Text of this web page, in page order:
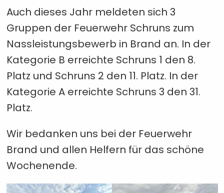
Auch dieses Jahr meldeten sich 3
Gruppen der Feuerwehr Schruns zum
Nassleistungsbewerb in Brand an. In der
Kategorie B erreichte Schruns 1 den 8.
Platz und Schruns 2 den 11. Platz. In der
Kategorie A erreichte Schruns 3 den 31.
Platz.
Wir bedanken uns bei der Feuerwehr
Brand und allen Helfern für das schöne
Wochenende.